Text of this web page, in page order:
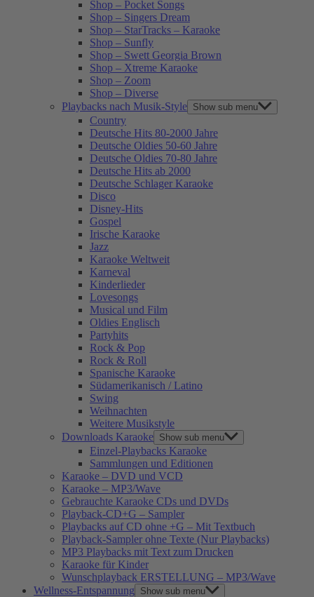
Shop – Pocket Songs
Shop – Singers Dream
Shop – StarTracks – Karaoke
Shop – Sunfly
Shop – Swett Georgia Brown
Shop – Xtreme Karaoke
Shop – Zoom
Shop – Diverse
Playbacks nach Musik-Style Show sub menu
Country
Deutsche Hits 80-2000 Jahre
Deutsche Oldies 50-60 Jahre
Deutsche Oldies 70-80 Jahre
Deutsche Hits ab 2000
Deutsche Schlager Karaoke
Disco
Disney-Hits
Gospel
Irische Karaoke
Jazz
Karaoke Weltweit
Karneval
Kinderlieder
Lovesongs
Musical und Film
Oldies Englisch
Partyhits
Rock & Pop
Rock & Roll
Spanische Karaoke
Südamerikanisch / Latino
Swing
Weihnachten
Weitere Musikstyle
Downloads Karaoke Show sub menu
Einzel-Playbacks Karaoke
Sammlungen und Editionen
Karaoke – DVD und VCD
Karaoke – MP3/Wave
Gebrauchte Karaoke CDs und DVDs
Playback-CD+G – Sampler
Playbacks auf CD ohne +G – Mit Textbuch
Playback-Sampler ohne Texte (Nur Playbacks)
MP3 Playbacks mit Text zum Drucken
Karaoke für Kinder
Wunschplayback ERSTELLUNG – MP3/Wave
Wellness-Entspannung
Show sub menu